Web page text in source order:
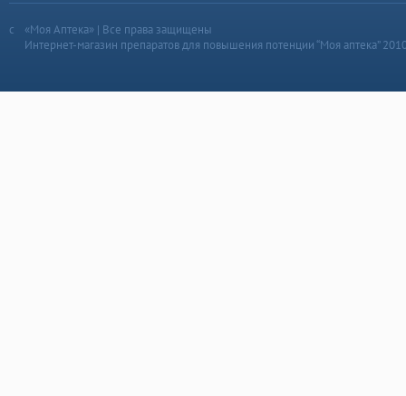
«Моя Аптека» | Все права защищены
Интернет-магазин препаратов для повышения потенции “Моя аптека”